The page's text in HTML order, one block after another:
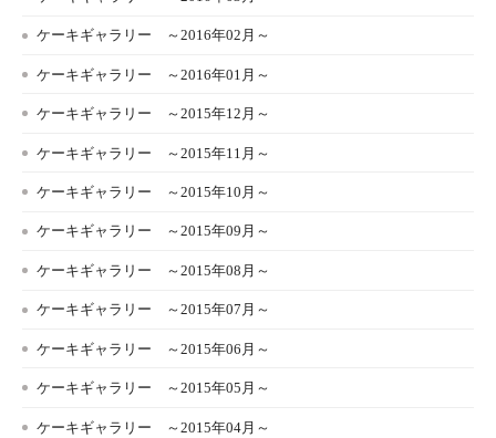
ケーキギャラリー ～2016年02月～
ケーキギャラリー ～2016年01月～
ケーキギャラリー ～2015年12月～
ケーキギャラリー ～2015年11月～
ケーキギャラリー ～2015年10月～
ケーキギャラリー ～2015年09月～
ケーキギャラリー ～2015年08月～
ケーキギャラリー ～2015年07月～
ケーキギャラリー ～2015年06月～
ケーキギャラリー ～2015年05月～
ケーキギャラリー ～2015年04月～